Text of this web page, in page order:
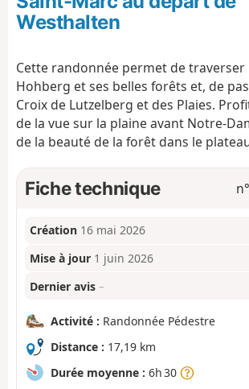
Westhalten
Cette randonnée permet de traverser
Hohberg et ses belles forêts et, de
Croix de Lutzelberg et des Plaies.
de la vue sur la plaine avant Notre-
de la beauté de la forêt dans le
Fiche technique n°
Création 16 mai 2026
Mise à jour 1 juin 2026
Dernier avis –
Activité : Randonnée Pédestre
Distance : 17,19 km
Durée moyenne : 6h 30